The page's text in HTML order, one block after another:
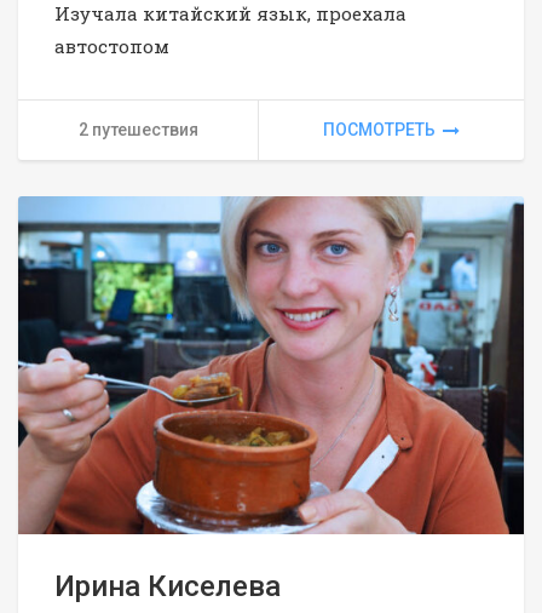
Изучала китайский язык, проехала
автостопом
2 путешествия ПОСМОТРЕТЬ
Ирина Киселева